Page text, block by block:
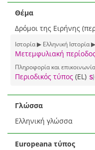
Θέμα
Δρόμοι της Ειρήνης
Ιστορία ▶ Ελληνική Ιστορία
Μετεμφυλιακή
Πληροφορία και
Περιοδικός τύπος (EL)
Γλώσσα
Ελληνική γλώσσα
Europeana τύπος